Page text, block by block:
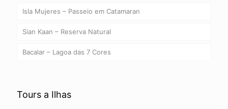
Isla Mujeres – Passeio em Catamaran
Sian Kaan – Reserva Natural
Bacalar – Lagoa das 7 Cores
Tours a Ilhas